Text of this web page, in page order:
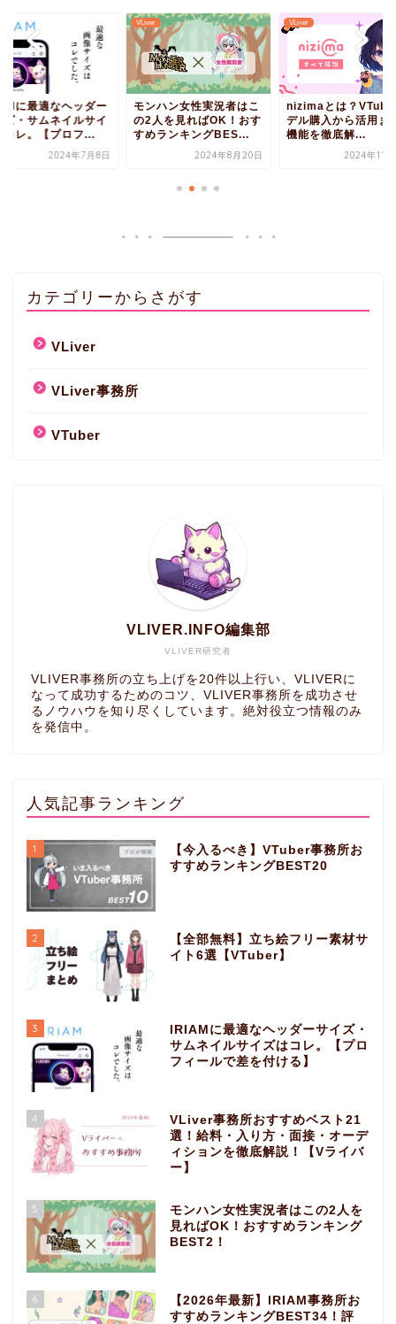
に最適なヘッダー
ズ・サムネイルサイ
コレ。【プロフ...
2024年7月8日
VLiver
モンハン女性実況者はこ
の2人を見ればOK！おす
すめランキングBES...
2024年8月20日
VLiver
nizimaとは？
デル購入から活用ま
機能を徹底解...
2024年11
カテゴリーからさがす
VLiver
VLiver事務所
VTuber
VLIVER研究者
VLIVER.INFO編集部
VLIVER事務所の立ち上げを20件以上行い、VLIVERに
なって成功するためのコツ、VLIVER事務所を成功させ
るノウハウを知り尽くしています。絶対役立つ情報のみ
を発信中。
人気記事ランキング
1
【今入るべき】VTuber事務所お
すすめランキングBEST20
2
【全部無料】立ち絵フリー素材サ
イト6選【VTuber】
3
IRIAMに最適なヘッダーサイズ・
サムネイルサイズはコレ。【プロ
フィールで差を付ける】
4
VLiver事務所おすすめベスト21
選！給料・入り方・面接・オーデ
ィションを徹底解説！【Vライバ
ー】
5
モンハン女性実況者はこの2人を
見ればOK！おすすめランキング
BEST2！
6
【2026年最新】IRIAM事務所お
すすめランキングBEST34！評